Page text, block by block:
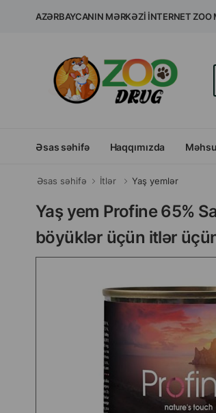
AZƏRBAYCANIN MƏRKƏZI İNTERNET
Əsas səhifə Haqqımızda
Əsas səhifə İtlər Yaş yemlər
Yaş yem Profine 65%
böyüklər üçün itlər